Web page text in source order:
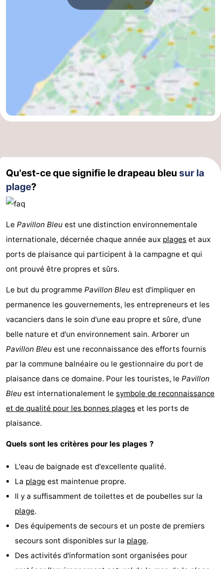
Qu'est-ce que signifie le drapeau bleu sur la
plage?
Le Pavillon Bleu est une distinction environnementale
internationale, décernée chaque année aux plages et aux
ports de plaisance qui participent à la campagne et qui
ont prouvé être propres et sûrs.
Le but du programme Pavillon Bleu est d'impliquer en
permanence les gouvernements, les entrepreneurs et les
vacanciers dans le soin d'une eau propre et sûre, d'une
belle nature et d'un environnement sain. Arborer un
Pavillon Bleu est une reconnaissance des efforts fournis
par la commune balnéaire ou le gestionnaire du port de
plaisance dans ce domaine. Pour les touristes, le Pavillon
Bleu est internationalement le symbole de reconnaissance
et de qualité pour les bonnes plages et les ports de
plaisance.
Quels sont les critères pour les plages ?
L'eau de baignade est d'excellente qualité.
La plage est maintenue propre.
Il y a suffisamment de toilettes et de poubelles sur la
plage.
Des équipements de secours et un poste de premiers
secours sont disponibles sur la plage.
Des activités d'information sont organisées pour